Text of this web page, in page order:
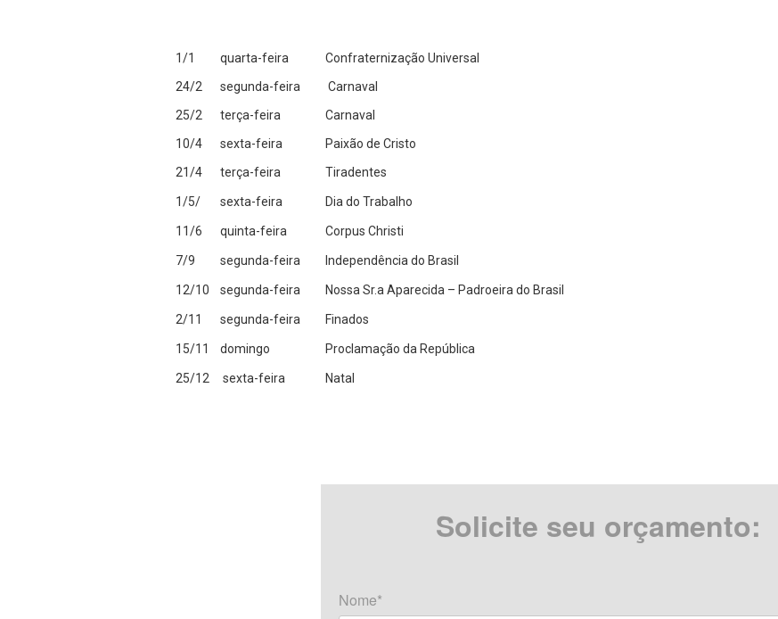
1/1 quarta-feira
Confraternização Universal
24/2
segunda-feira
Carnaval
25/2
terça-feira
Carnaval
10/4
sexta-feira
Paixão de Cristo
21/4
terça-feira Tiradentes
1/5/ sexta-feira Dia do Trabalho
11/6 quinta-feira Corpus Christi
7/9 segunda-feira Independência do Brasil
12/10 segunda-feira Nossa Sr.a Aparecida – Padroeira do Brasil
2/11 segunda-feira Finados
15/11 domingo Proclamação da República
25/12 sexta-feira Natal
Solicite seu orçamento:
Nome*